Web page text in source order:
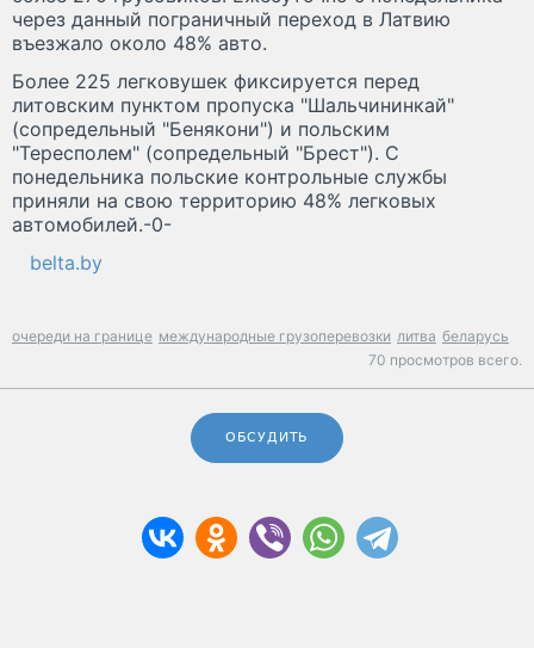
через данный пограничный переход в Латвию
въезжало около 48% авто.
Более 225 легковушек фиксируется перед
литовским пунктом пропуска "Шальчининкай"
(сопредельный "Бенякони") и польским
"Тересполем" (сопредельный "Брест"). С
понедельника польские контрольные службы
приняли на свою территорию 48% легковых
автомобилей.-0-
belta.by
очереди на границе международные грузоперевозки литва беларусь
70 просмотров всего.
ОБСУДИТЬ